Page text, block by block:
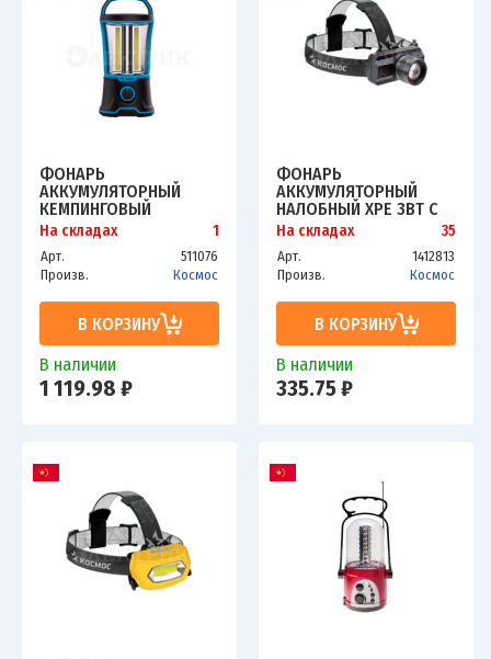
ФОНАРЬ
АККУМУЛЯТОРНЫЙ
КЕМПИНГОВЫЙ
KOSMOS PREMIUM COB
4LED 3ВТ АККУМ. 4В
2А.Ч КОСМОС
KOSAC6011LED
На складах 1
Арт.
511076
Произв.
Космос
В КОРЗИНУ
В наличии
1 119.98 ₽
ФОНАРЬ
АККУМУЛЯТОРНЫЙ
НАЛОБНЫЙ XPE 3ВТ С
ЗУМОМ ЛИТИЕВЫЙ
АККУМ. 1.2А.Ч ЗУ MICRO
USB ШНУР (В КОМПЛ.)
КОСМОС KOCH3WZOO
На складах 35
Арт.
1412813
Произв.
Космос
В КОРЗИНУ
В наличии
335.75 ₽